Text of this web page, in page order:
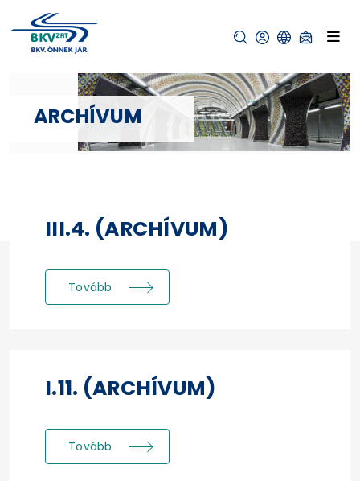
ARCHÍVUM
III.4. (ARCHÍVUM)
Tovább
I.11. (ARCHÍVUM)
Tovább